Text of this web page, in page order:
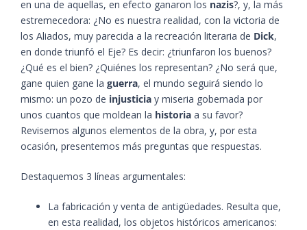
en una de aquellas, en efecto ganaron los nazis?, y, la más
estremecedora: ¿No es nuestra realidad, con la victoria de
los Aliados, muy parecida a la recreación literaria de Dick,
en donde triunfó el Eje? Es decir: ¿triunfaron los buenos?
¿Qué es el bien? ¿Quiénes los representan? ¿No será que,
gane quien gane la guerra, el mundo seguirá siendo lo
mismo: un pozo de injusticia y miseria gobernada por
unos cuantos que moldean la historia a su favor?
Revisemos algunos elementos de la obra, y, por esta
ocasión, presentemos más preguntas que respuestas.
Destaquemos 3 líneas argumentales:
La fabricación y venta de antigüedades. Resulta que,
en esta realidad, los objetos históricos americanos: